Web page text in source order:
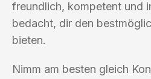
freundlich, kompetent und
bedacht, dir den
bieten.
Nimm am besten gleich